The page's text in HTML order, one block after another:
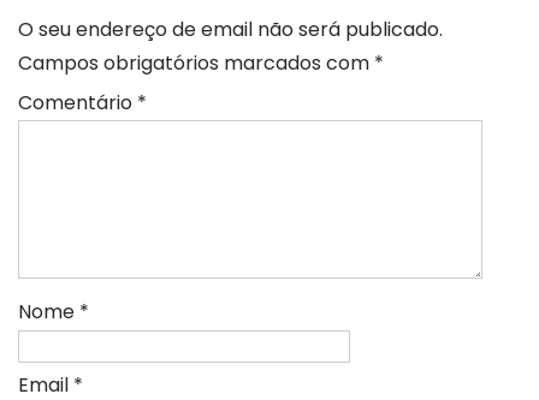
O seu endereço de email não será publicado.
Campos obrigatórios marcados com *
Comentário *
Nome *
Email *